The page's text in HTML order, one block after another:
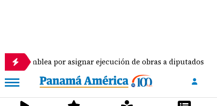
por asignar ejecución de obras a diputados